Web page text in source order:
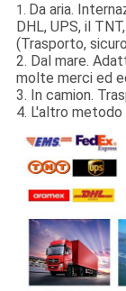
1. Da aria.
DHL, UPS, il
(Trasporto,
2. Dal mare.
molte merci ed
3. In camion.
4. L'altro